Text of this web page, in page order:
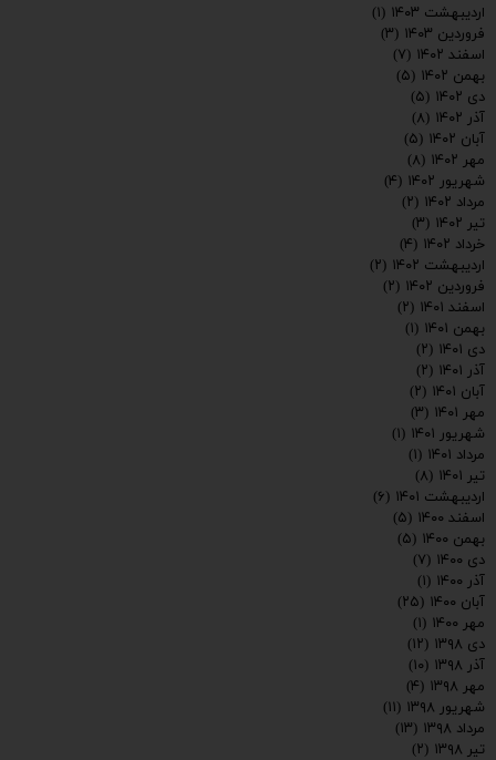
ارسال
اردیبهشت ۱۴۰۳
(۱)
فروردین ۱۴۰۳
(۳)
اسفند ۱۴۰۲
(۷)
بهمن ۱۴۰۲
(۵)
دی ۱۴۰۲
(۵)
آذر ۱۴۰۲
(۸)
آبان ۱۴۰۲
(۵)
مهر ۱۴۰۲
(۸)
شهریور ۱۴۰۲
(۴)
مرداد ۱۴۰۲
(۲)
تیر ۱۴۰۲
(۳)
خرداد ۱۴۰۲
(۴)
اردیبهشت ۱۴۰۲
(۲)
فروردین ۱۴۰۲
(۲)
اسفند ۱۴۰۱
(۲)
بهمن ۱۴۰۱
(۱)
دی ۱۴۰۱
(۲)
آذر ۱۴۰۱
(۲)
آبان ۱۴۰۱
(۲)
مهر ۱۴۰۱
(۳)
شهریور ۱۴۰۱
(۱)
مرداد ۱۴۰۱
(۱)
تیر ۱۴۰۱
(۸)
اردیبهشت ۱۴۰۱
(۶)
اسفند ۱۴۰۰
(۵)
بهمن ۱۴۰۰
(۵)
دی ۱۴۰۰
(۷)
آذر ۱۴۰۰
(۱)
آبان ۱۴۰۰
(۲۵)
مهر ۱۴۰۰
(۱)
دی ۱۳۹۸
(۱۲)
آذر ۱۳۹۸
(۱۰)
مهر ۱۳۹۸
(۴)
شهریور ۱۳۹۸
(۱۱)
مرداد ۱۳۹۸
(۱۳)
تیر ۱۳۹۸
(۲)